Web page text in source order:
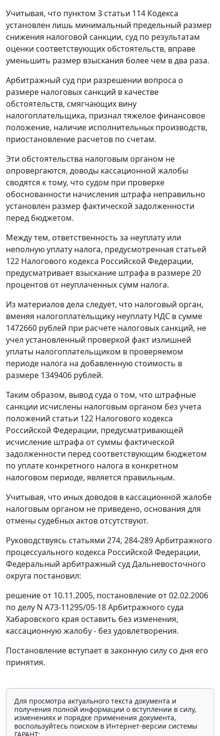
Учитывая, что пунктом 3 статьи 114 Кодекса
установлен лишь минимальный предельный размер
снижения налоговой санкции, суд по результатам
оценки соответствующих обстоятельств, вправе
уменьшить размер взыскания более чем в два раза.
Арбитражный суд при разрешении вопроса о
размере налоговых санкций в качестве
обстоятельств, смягчающих вину
налогоплательщика, признал тяжелое финансовое
положение, наличие исполнительных производств,
приостановление расчетов по счетам.
Эти обстоятельства налоговым органом не
опровергаются, доводы кассационной жалобы
сводятся к тому, что судом при проверке
обоснованности начисления штрафа неправильно
установлен размер фактической задолженности
перед бюджетом.
Между тем, ответственность за неуплату или
неполную уплату налога, предусмотренная статьей
122 Налогового кодекса Российской Федерации,
предусматривает взыскание штрафа в размере 20
процентов от неуплаченных сумм налога.
Из материалов дела следует, что налоговый орган,
вменяя налогоплательщику неуплату НДС в сумме
1472660 рублей при расчете налоговых санкций, не
учел установленный проверкой факт излишней
уплаты налогоплательщиком в проверяемом
периоде налога на добавленную стоимость в
размере 1349406 рублей.
Таким образом, вывод суда о том, что штрафные
санкции исчислены налоговым органом без учета
положений статьи 122 Налогового кодекса
Российской Федерации, предусматривающей
исчисление штрафа от суммы фактической
задолженности перед соответствующим бюджетом
по уплате конкретного налога в конкретном
налоговом периоде, является правильным.
Учитывая, что иных доводов в кассационной жалобе
налоговым органом не приведено, основания для
отмены судебных актов отсутствуют.
Руководствуясь статьями 274, 284-289Арбитражного
процессуального кодекса Российской Федерации,
Федеральный арбитражный суд Дальневосточного
округа постановил:
решение от 10.11.2005, постановление от 02.02.2006
по делу N А73-11295/05-18 Арбитражного суда
Хабаровского края оставить без изменения,
кассационную жалобу - без удовлетворения.
Постановление вступает в законную силу со дня его
принятия.
Для просмотра актуального текста документа и
получения полной информации о вступлении в силу,
изменениях и порядке применения документа,
воспользуйтесь поиском в Интернет-версии системы